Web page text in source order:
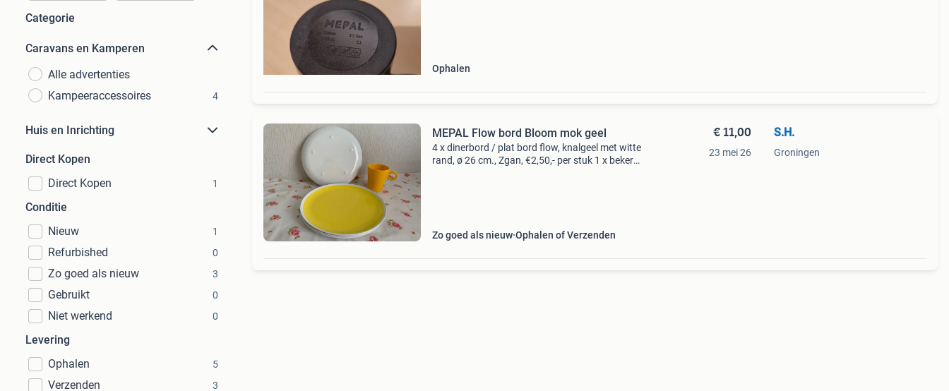
Categorie
Caravans en Kamperen
Alle advertenties
Kampeeraccessoires
4
Huis en Inrichting
Direct Kopen
Direct Kopen
1
Conditie
Nieuw
1
Refurbished 0
Zo goed als nieuw 3
Gebruikt 0
Niet werkend 0
Levering
Ophalen
5
Verzenden 3
Ophalen
MEPAL Flow bord Bloom mok geel
4 x dinerbord / plat bord flow, knalgeel met witte
rand, ø 26 cm., Zgan, €2,50,- per stuk 1 x beker
Zo goed als nieuw Ophalen of Verzenden
€ 11,00
23 mei 26
S.H.
Groningen